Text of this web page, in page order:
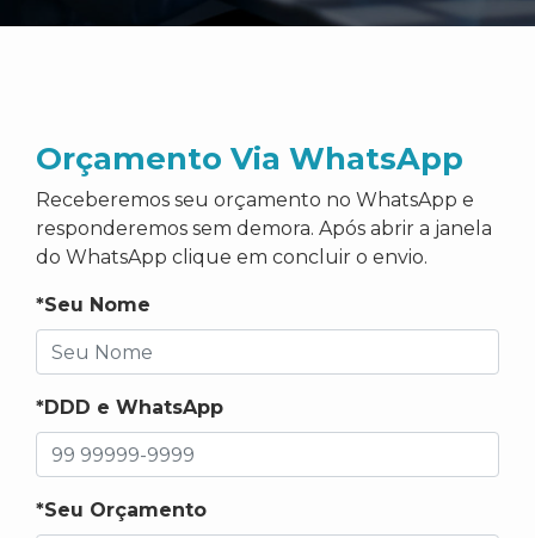
Orçamento Via WhatsApp
Receberemos seu orçamento no WhatsApp e
responderemos sem demora. Após abrir a janela
do WhatsApp clique em concluir o envio.
*Seu Nome
*DDD e WhatsApp
*Seu Orçamento